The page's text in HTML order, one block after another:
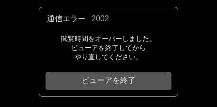
通信エラー 2002
閲覧時間をオーバーしました。
ビューアを終了してから
やり直してください。
ビューアを終了